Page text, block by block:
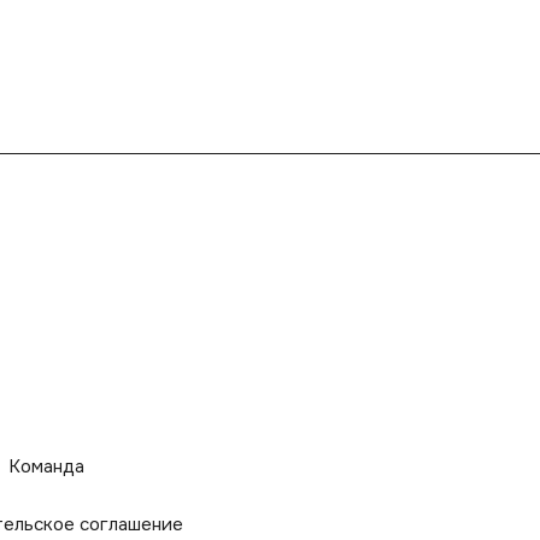
Команда
соглашение